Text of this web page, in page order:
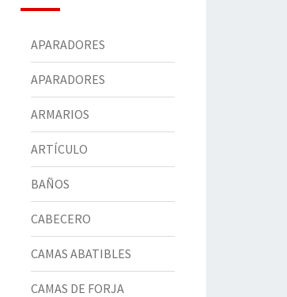
APARADORES
APARADORES
ARMARIOS
ARTÍCULO
BAÑOS
CABECERO
CAMAS ABATIBLES
CAMAS DE FORJA